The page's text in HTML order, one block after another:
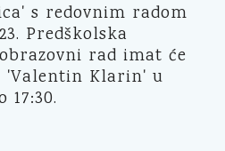
s redovnim radom
Predškolska
rad imat će
'Valentin Klarin' u
17:30.